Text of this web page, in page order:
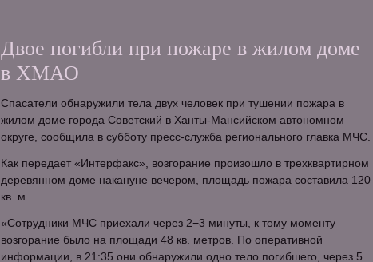
Двое погибли при пожаре в жилом доме
в ХМАО
Спасатели обнаружили тела двух человек при тушении пожара в
жилом доме города Советский в Ханты-Мансийском автономном
округе, сообщила в субботу пресс-служба регионального главка МЧС.
Как передает «Интерфакс», возгорание произошло в трехквартирном
деревянном доме накануне вечером, площадь пожара составила 120
кв. м.
«Сотрудники МЧС приехали через 2−3 минуты, к тому моменту
возгорание было на площади 48 кв. метров. По оперативной
информации, в 21:35 они обнаружили одно тело погибшего, через 5